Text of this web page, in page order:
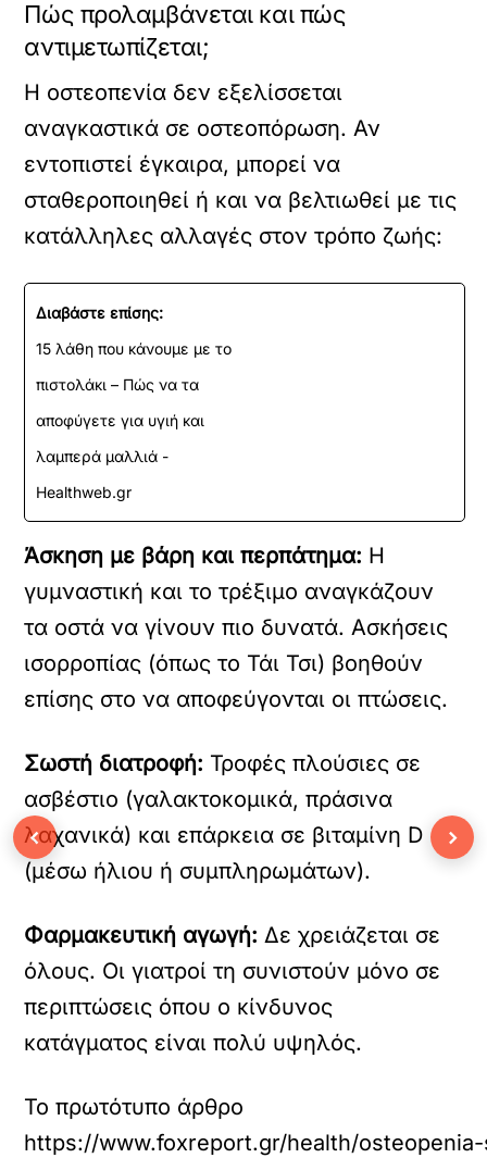
Πώς προλαμβάνεται και πώς
αντιμετωπίζεται;
Η οστεοπενία δεν εξελίσσεται
αναγκαστικά σε οστεοπόρωση. Αν
εντοπιστεί έγκαιρα, μπορεί να
σταθεροποιηθεί ή και να βελτιωθεί με τις
κατάλληλες αλλαγές στον τρόπο ζωής:
Διαβάστε επίσης:
15 λάθη που κάνουμε με το
πιστολάκι – Πώς να τα
αποφύγετε για υγιή και
λαμπερά μαλλιά -
Healthweb.gr
Άσκηση με βάρη και περπάτημα: Η
γυμναστική και το τρέξιμο αναγκάζουν
τα οστά να γίνουν πιο δυνατά. Ασκήσεις
ισορροπίας (όπως το Τάι Τσι) βοηθούν
επίσης στο να αποφεύγονται οι πτώσεις.
Σωστή διατροφή: Τροφές πλούσιες σε
ασβέστιο (γαλακτοκομικά, πράσινα
λαχανικά) και επάρκεια σε βιταμίνη D
(μέσω ήλιου ή συμπληρωμάτων).
Φαρμακευτική αγωγή: Δε χρειάζεται σε
όλους. Οι γιατροί τη συνιστούν μόνο σε
περιπτώσεις όπου ο κίνδυνος
κατάγματος είναι πολύ υψηλός.
Το πρωτότυπο άρθρο
https://www.foxreport.gr/health/
‹ ›